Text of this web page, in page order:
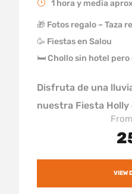
1 hora y media
🎁 Fotos regalo – Taza
🥳 Fiestas en Salou
🛏 Chollo sin hotel pero
Disfruta de una
nuestra Fiesta Holly
From
VIEW